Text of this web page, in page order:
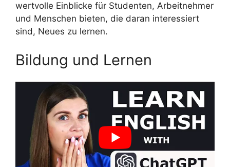
wertvolle Einblicke für Studenten, Arbeitnehmer
und Menschen bieten, die daran interessiert
sind, Neues zu lernen.
Bildung und Lernen